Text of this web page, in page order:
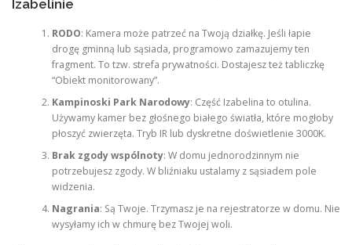
Izabelinie
RODO: Kamera może patrzeć na Twoją działkę. Jeśli łapie
drogę gminną lub sąsiada, programowo zamazujemy ten
fragment. To tzw. strefa prywatności. Dostajesz też tabliczkę
“Obiekt monitorowany”.
Kampinoski Park Narodowy: Część Izabelina to otulina.
Używamy kamer bez głośnego białego światła, które mogłoby
płoszyć zwierzęta. Tryb IR lub dyskretne doświetlenie 3000K.
Brak zgody wspólnoty: W domu jednorodzinnym nie
potrzebujesz zgody. W bliźniaku ustalamy z sąsiadem pole
widzenia.
Nagrania: Są Twoje. Trzymasz je na rejestratorze w domu. Nie
wysyłamy ich w chmurę bez Twojej woli.